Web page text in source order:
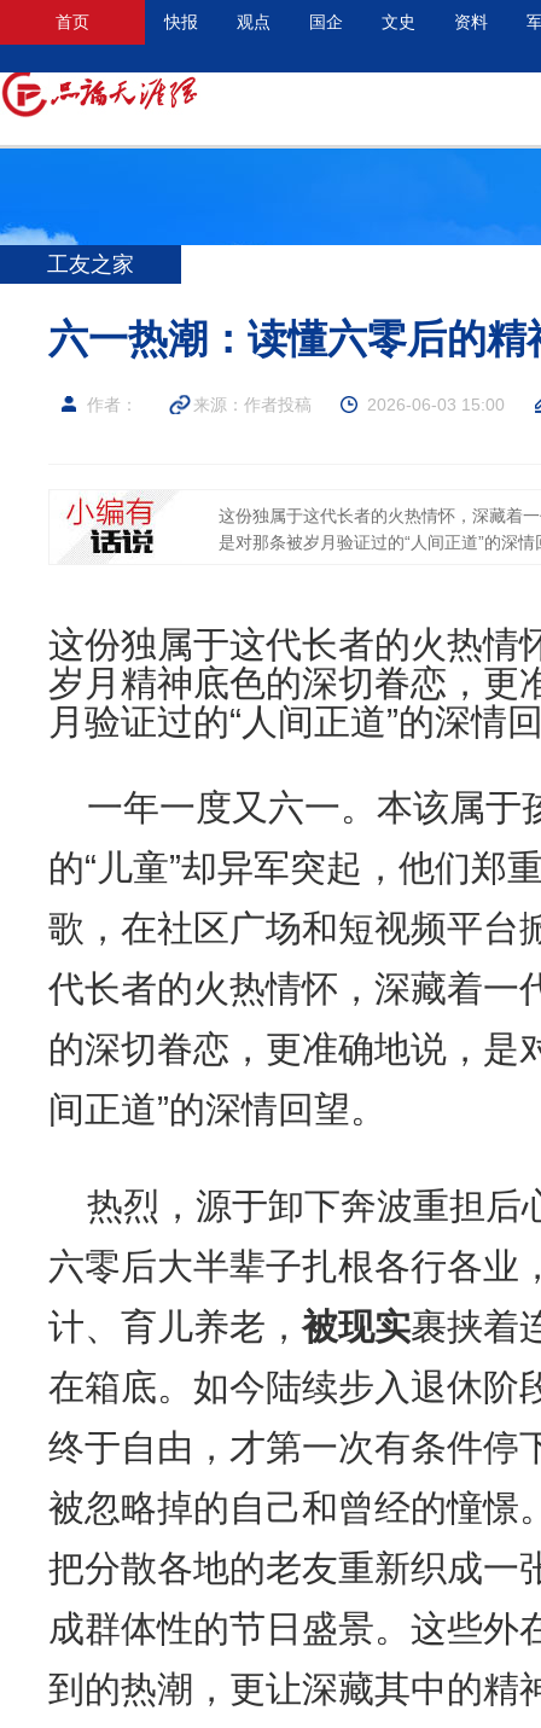
首页 快报 观点 国企 文史 资料
工友之家
六一热潮：读懂六零后的精
作者： 来源：作者投稿 2026-06-03 15:00
这份独属于这代长者的火热情怀，深藏着
是对那条被岁月验证过的“人间正道”的深
这份独属于这代长者的火热情
岁月精神底色的深切眷恋，更
月验证过的“人间正道”的深情
一年一度又六一。本该属于
的“儿童”却异军突起，他们郑
歌，在社区广场和短视频平台
代长者的火热情怀，深藏着一
的深切眷恋，更准确地说，是
间正道”的深情回望。
热烈，源于卸下奔波重担后
六零后大半辈子扎根各行各业
计、育儿养老，被现实裹挟着
在箱底。如今陆续步入退休阶
终于自由，才第一次有条件停
被忽略掉的自己和曾经的憧憬
把分散各地的老友重新织成一
成群体性的节日盛景。这些外
到的热潮，更让深藏其中的精